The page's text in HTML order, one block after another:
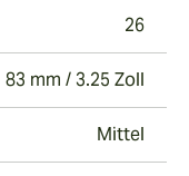
26
83 mm / 3.25 Zoll
Mittel